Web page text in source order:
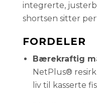
integrerte,
shortsen sitter
FORDELER
Bærekraftig
NetPlus®
liv til kasserte